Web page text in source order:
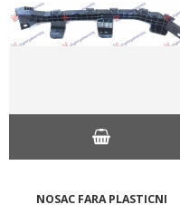
NOSAC FARA PLASTICNI